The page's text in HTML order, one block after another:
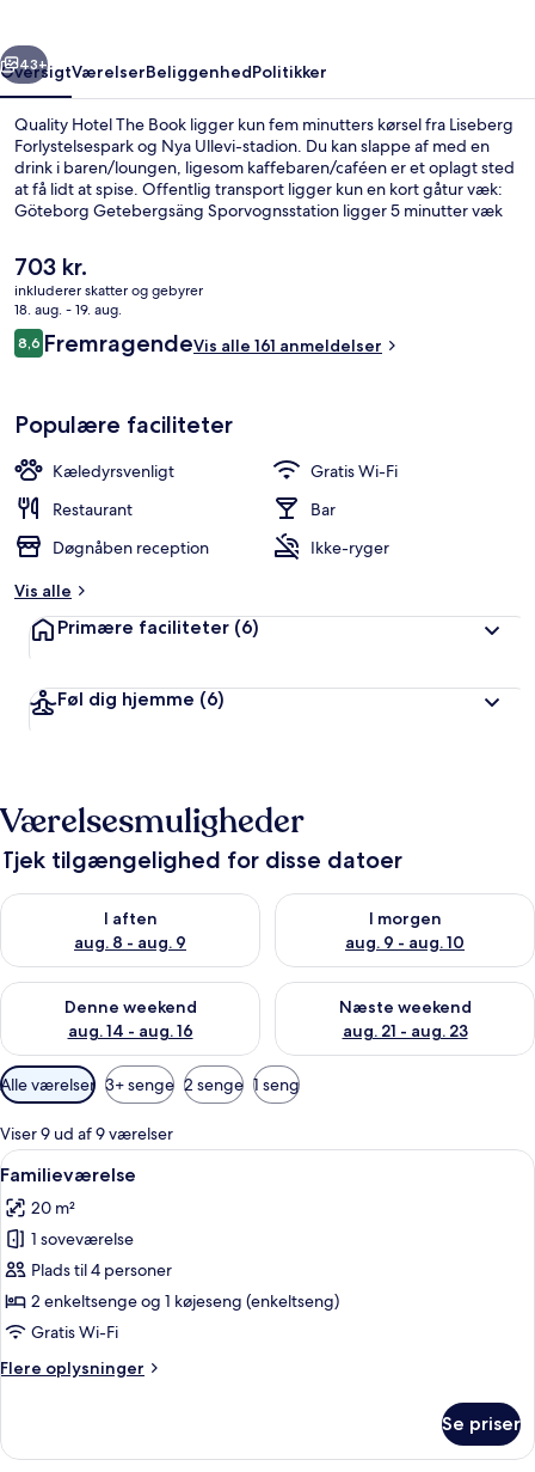
Næste
43+
OversigtVærelserBeliggenhedPolitikker
Quality Hotel The Book ligger kun fem minutters kørsel fra Liseberg
Forlystelsespark og Nya Ullevi-stadion. Du kan slappe af med en
drink i baren/loungen, ligesom kaffebaren/caféen er et oplagt sted
at få lidt at spise. Offentlig transport ligger kun en kort gåtur væk:
Göteborg Getebergsäng Sporvognsstation ligger 5 minutter væk
Den
nuværende
pris
er
703 kr.
703 kr.
inkluderer skatter og gebyrer
18. aug. - 19. aug.
Anmeldelser
8,68,6 ud af 10.
FremragendeVis alle 161 anmeldelser
Populære faciliteter
Kæledyrsvenligt
Gratis Wi-Fi
Restaurant
Bar
Døgnåben reception
Ikke-ryger
Vis alle
Primære faciliteter (6)
Føl dig hjemme (6)
Værelsesmuligheder
Tjek tilgængelighed for disse datoer
I aften
aug. 8 - aug. 9
Tjek tilgængelighed for i aften aug. 8 - aug. 9
I morgen
aug. 9 - aug. 10
Tjek tilgængelighed for i
Denne weekend
aug. 14 - aug. 16
Tjek tilgængelighed for denne weekend aug. 14 - aug. 16
Næste weekend
aug. 21 - aug. 23
Tjek tilgængelighed for næste
Tilgængelige
filtre
for
værelser
Alle værelser 3+ senge 2 senge 1 seng
Viser 9 ud af 9 værelser
Indlæs
alle
billeder
af
Familieværelse
Allergivenligt sengetøj, skrivebord,
10
Familieværelse
20 m²
1 soveværelse
Plads til 4 personer
2 enkeltsenge og 1 køjeseng (enkeltseng)
Gratis Wi-Fi
Flere oplysninger
Flere
Se priser